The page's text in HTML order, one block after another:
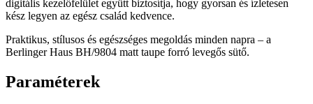
digitális kezelőfelület együtt biztosítja, hogy gyorsan és ízletesen
kész legyen az egész család kedvence.
Praktikus, stílusos és egészséges megoldás minden napra – a
Berlinger Haus BH/9804 matt taupe forró levegős sütő.
Paraméterek